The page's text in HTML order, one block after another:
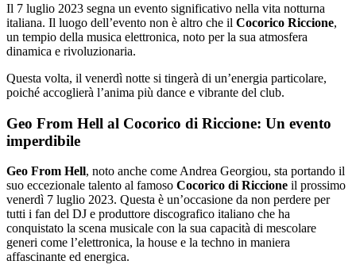
Il 7 luglio 2023 segna un evento significativo nella vita notturna
italiana. Il luogo dell’evento non è altro che il Cocorico Riccione,
un tempio della musica elettronica, noto per la sua atmosfera
dinamica e rivoluzionaria.
Questa volta, il venerdì notte si tingerà di un’energia particolare,
poiché accoglierà l’anima più dance e vibrante del club.
Geo From Hell al Cocorico di Riccione: Un evento
imperdibile
Geo From Hell, noto anche come Andrea Georgiou, sta portando il
suo eccezionale talento al famoso Cocorico di Riccione il prossimo
venerdì 7 luglio 2023. Questa è un’occasione da non perdere per
tutti i fan del DJ e produttore discografico italiano che ha
conquistato la scena musicale con la sua capacità di mescolare
generi come l’elettronica, la house e la techno in maniera
affascinante ed energica.